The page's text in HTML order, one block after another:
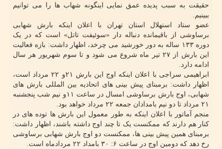
حقیقت به سبب پدیده عمق نمایی اینگونه شهاب ها را می توانیم
ببینیم.
عضو ستاد استهلال استان تهران با اعلان اینکه بارش شهابی
برساوشی از باقیمانده دنباله دار «سوئیفت تاتل» است که در یک
دوره ۱۳۳ ساله به دور خورشید می چرخد، اظهار داشت: بازه فعالیت
این بارش از ۲۷ تیر ماه شروع می شود و تا سوم شهریور هر سال
ادامه دارد.
ابراهیمی سراجی با اعلان اینکه اوج این بارش ۲۱و ۲۲ مرداد است،
اظهار داشت: برمبنای پیش بینی های اتحادیه بین المللی بارش های
شهابی، اوج بارش برساوشی امسال در ساعت ۱۱و نیم شب پنجشنبه
۲۱ مرداد تا دو نیم بامدادان جمعه ۲۲ مرداد خواهد بود.
منجم آماتور با اعلان اینکه به طور معمول این بارش ها توده های در
کنار هم دارند که ممکنست یک تا چند اوج داشته باشند، اظهار داشت:
برمبنای همین پیش بینی ها، ممکنست دو اوج بارش شهابی برساوشی
رخ دهد که دومین اوج در ساعت ۶: ۳۰ بامداد ۲۲ مردادماه است.